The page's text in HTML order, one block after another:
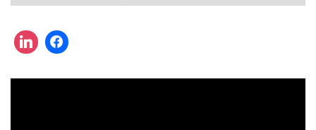
actualité
?